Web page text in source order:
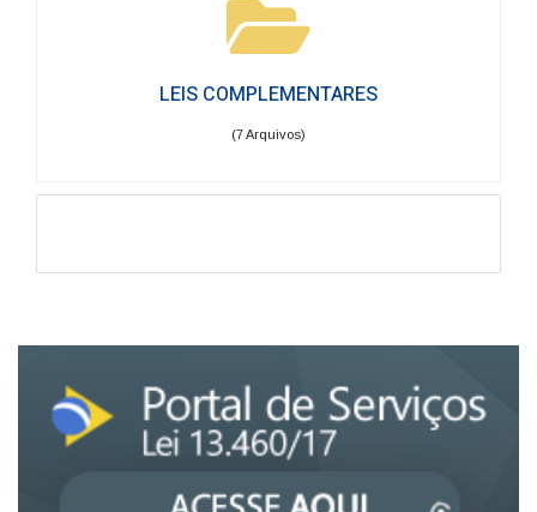
LEIS COMPLEMENTARES
(7 Arquivos)